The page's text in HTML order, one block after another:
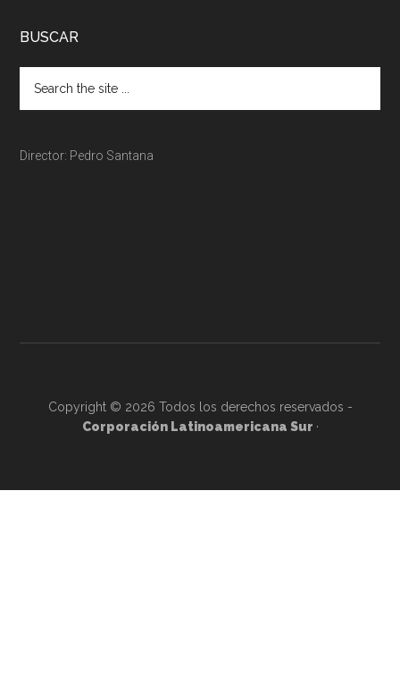
BUSCAR
Director: Pedro Santana
Copyright © 2026 Todos los derechos reservados -
Corporación Latinoamericana Sur ·